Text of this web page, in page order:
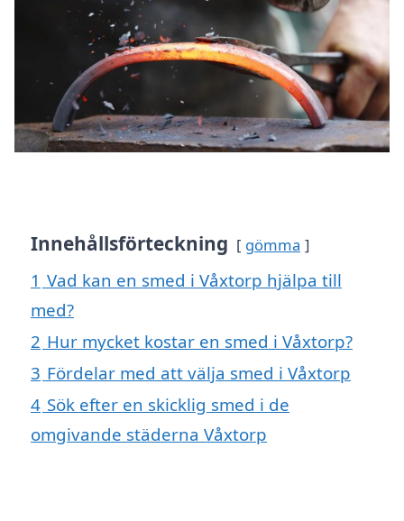
Innehållsförteckning gömma
1 Vad kan en smed i Våxtorp hjälpa till
med?
2 Hur mycket kostar en smed i Våxtorp?
3 Fördelar med att välja smed i Våxtorp
4 Sök efter en skicklig smed i de
omgivande städerna Våxtorp